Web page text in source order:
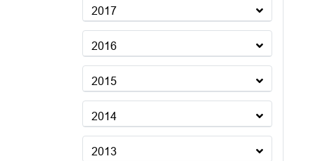
2017
2016
2015
2014
2013